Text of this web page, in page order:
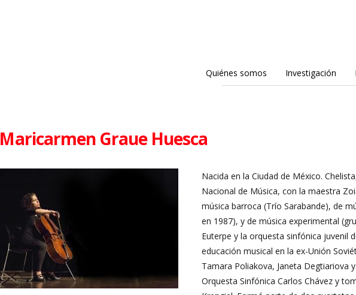
Quiénes somos Investigación
Maricarmen Graue Huesca
Nacida en la Ciudad de México.
Nacional de Música, con la maestra
música barroca (Trío Sarabande), de
en 1987), y de música experimental
Euterpe y la orquesta sinfónica juvenil
educación musical en la ex-Unión
Tamara Poliakova, Janeta Degtiariova
Orquesta Sinfónica Carlos Chávez y